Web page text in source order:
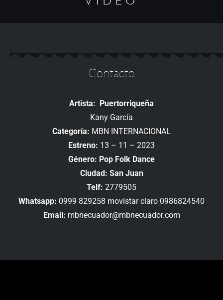
Contacto
Artista: Puertorriqueña
Kany García
Categoría: MBN INTERNACIONAL
Estreno: 13 – 11 – 2023
Género: Pop Folk Dance
Ciudad: San Juan
Telf: 2779505
Whatsapp: 0999 829258 movistar claro 0986824540
Email: mbnecuador@mbnecuador.com